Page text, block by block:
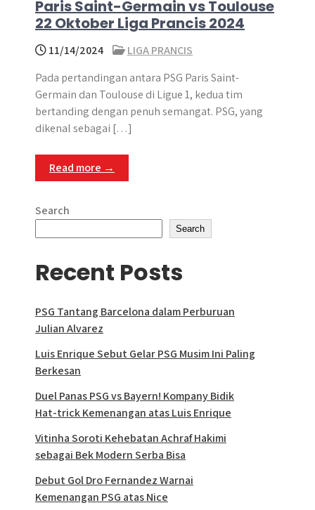
Paris Saint-Germain vs Toulouse
22 Oktober Liga Prancis 2024
11/14/2024
LIGA PRANCIS
Pada pertandingan antara PSG Paris Saint-
Germain dan Toulouse di Ligue 1, kedua tim
bertanding dengan penuh semangat. PSG, yang
dikenal sebagai […]
Read more →
Search
Search
Recent Posts
PSG Tantang Barcelona dalam Perburuan
Julian Alvarez
Luis Enrique Sebut Gelar PSG Musim Ini Paling
Berkesan
Duel Panas PSG vs Bayern! Kompany Bidik
Hat-trick Kemenangan atas Luis Enrique
Vitinha Soroti Kehebatan Achraf Hakimi
sebagai Bek Modern Serba Bisa
Debut Gol Dro Fernandez Warnai
Kemenangan PSG atas Nice